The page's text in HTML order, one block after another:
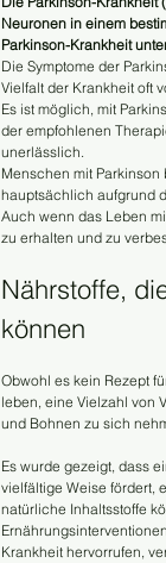
Neuronen in einem
Parkinson-Krankheit
Die Symptome der
Vielfalt der Krankheit oft
Es ist möglich, mit
der empfohlenen
unerlässlich.
Menschen mit
hauptsächlich aufgrund
Auch wenn das Leben
zu erhalten und zu
Nährstoffe,
können
Obwohl es kein Rezept
leben, eine Vielzahl von
und Bohnen zu sich
Es wurde gezeigt, dass
vielfältige Weise fördert,
natürliche Inhaltsstoffe
Krankheit hervorrufen,